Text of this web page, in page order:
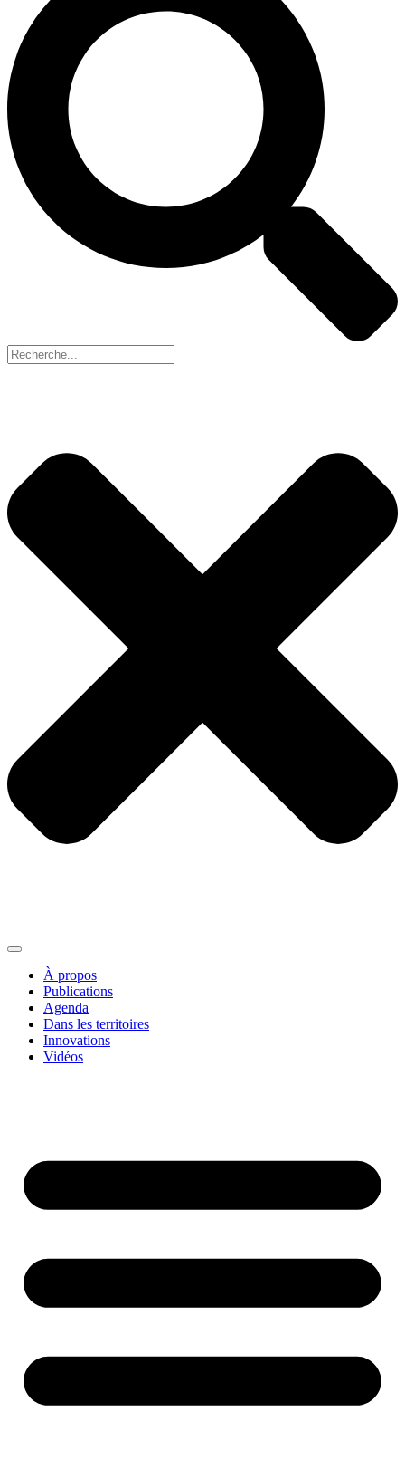
À propos
Publications
Agenda
Dans les territoires
Innovations
Vidéos